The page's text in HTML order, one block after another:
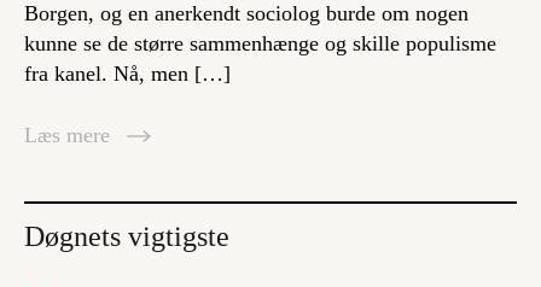
Borgen, og en anerkendt sociolog burde om nogen
kunne se de større sammenhænge og skille populisme
fra kanel. Nå, men […]
Læs mere
Døgnets vigtigste